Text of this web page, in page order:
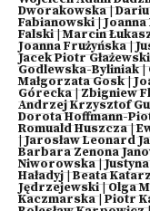
Dworakowska|
Fabianowski|
Falski|Marcin
Joanna Frużyńska|
Jacek Piotr Głażewski
Godlewska-Byliniak|
Małgorzata Gosk|
Górecka|Zbigniew
Andrzej Krzysztof
Dorota Hoffmann-
Romuald Huszcza|
|Jarosław Leonard
Barbara Zenona
Niworowska|
Haładyj|Beata
Jędrzejewski|Olga
Kaczmarska| Piotr